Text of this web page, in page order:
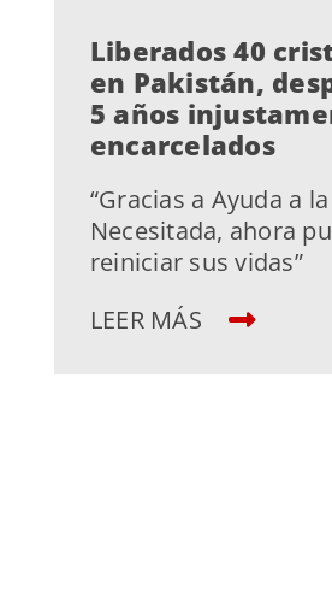
Liberados 40
en Pakistán,
5 años
encarcelados
“Gracias a Ayuda a
Necesitada, ahora
reiniciar sus vidas”
LEER MÁS